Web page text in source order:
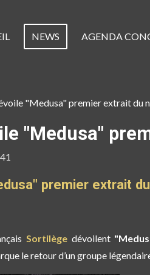
NEWS AGENDA
"Medusa" premier extrait du
"Medusa"
premier extrait
Sortilège dévoilent
le retour d’un groupe